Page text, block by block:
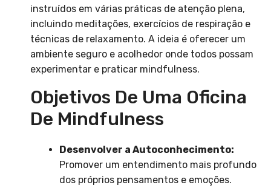
instruídos em várias práticas de atenção plena,
incluindo meditações, exercícios de respiração e
técnicas de relaxamento. A ideia é oferecer um
ambiente seguro e acolhedor onde todos possam
experimentar e praticar mindfulness.
Objetivos De Uma Oficina
De Mindfulness
Desenvolver a Autoconhecimento:
Promover um entendimento mais profundo
dos próprios pensamentos e emoções.